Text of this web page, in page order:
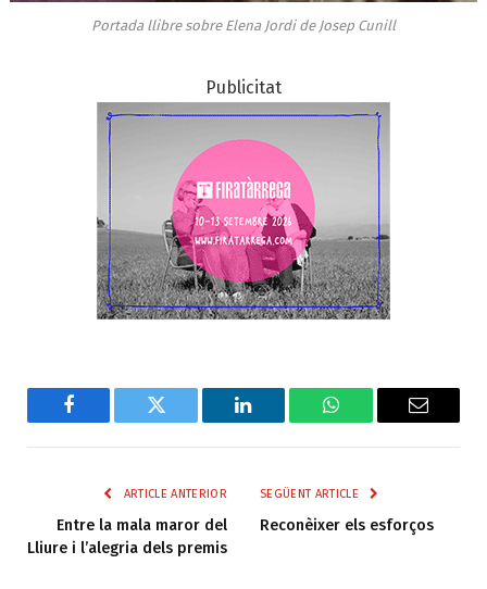
Portada llibre sobre Elena Jordi de Josep Cunill
Publicitat
Facebook Twitter LinkedIn WhatsAppEmail
ARTICLE ANTERIOR
Entre la mala maror del
Lliure i l’alegria dels premis
SEGÜENT ARTICLE
Reconèixer els esforços